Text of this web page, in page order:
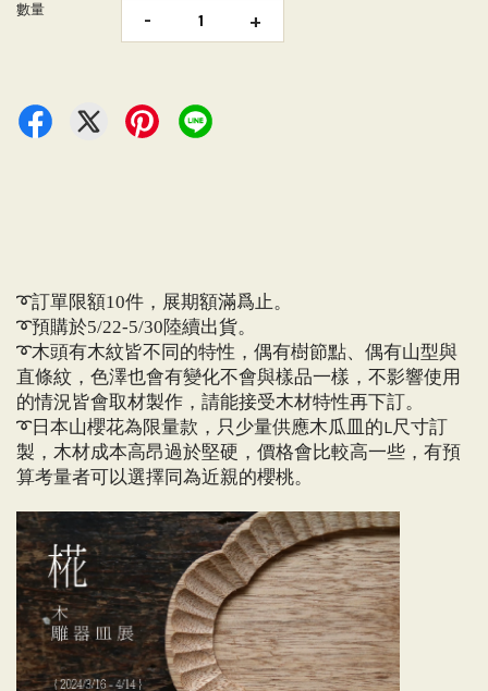
數量 - +
➰訂單限額10件，展期額滿爲止。
➰預購於5/22-5/30陸續出貨。
➰木頭有木紋皆不同的特性，偶有樹節點、偶有山型與
直條紋，色澤也會有變化不會與樣品一樣，不影響使用
的情況皆會取材製作，請能接受木材特性再下訂。
➰日本山櫻花為限量款，只少量供應木瓜皿的L尺寸訂
製，木材成本高昂過於堅硬，價格會比較高一些，有預
算考量者可以選擇同為近親的櫻桃。